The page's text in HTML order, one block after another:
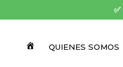
✅
HomeQUIENES SOMOS